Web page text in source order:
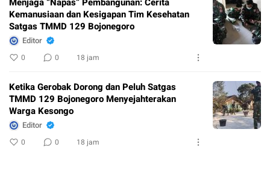
Kemanusiaan dan Kesigapan Tim Kesehatan
Satgas TMMD 129 Bojonegoro
Editor
0 0 18 jam
Ketika Gerobak Dorong dan Peluh Satgas
TMMD 129 Bojonegoro Menyejahterakan
Warga Kesongo
Editor
0 0 18 jam